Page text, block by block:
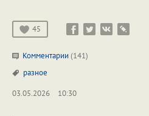
45
Комментарии (141)
разное
03.05.2026
10:30